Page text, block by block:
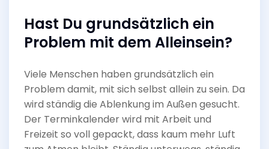
Hast Du grundsätzlich ein
Problem mit dem Alleinsein?
Viele Menschen haben grundsätzlich ein
Problem damit, mit sich selbst allein zu sein. Da
wird ständig die Ablenkung im Außen gesucht.
Der Terminkalender wird mit Arbeit und
Freizeit so voll gepackt, dass kaum mehr Luft